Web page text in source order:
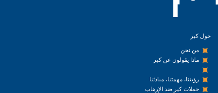
حول كير
من نحن
ماذا يقولون عن كير
رؤيتنا، مهمتنا، مبادئنا
حملات كير ضد الإرهاب